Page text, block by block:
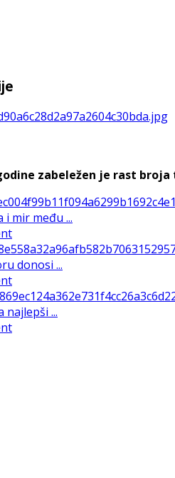
zabeležen je rast
i mir među ...
donosi ...
najlepši ...